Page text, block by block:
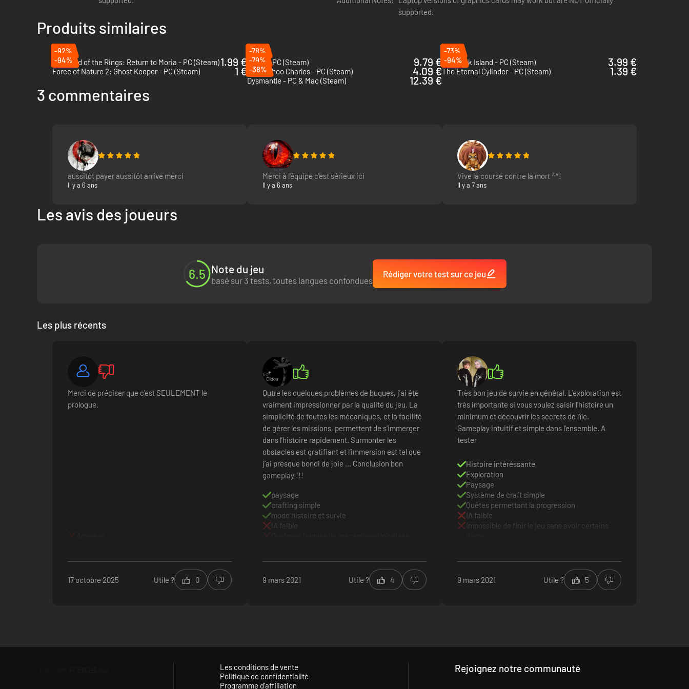
supported.
Produits similaires
-92%
The Lord of the Rings: Return to Moria - PC (Steam)1.99 €
-78%
Scum - PC (Steam)
9.79 €
-73%
Outbreak Island - PC (Steam)
3.99 €
-94%
Force of Nature 2: Ghost Keeper - PC (Steam)
1 €
-79%
Choo-Choo Charles - PC (Steam)
4.09 €
-94%
The Eternal Cylinder - PC (Steam)
1.39 €
-38%
Dysmantle - PC & Mac (Steam)
12.39 €
3 commentaires
aussitôt payer aussitôt arrive merci
Il y a 6 ans
Merci à l'équipe c'est sérieux ici
Il y a 6 ans
Vive la course contre la mort ^^!
Il y a 7 ans
Les avis des joueurs
6.5 Note du jeu
basé sur 3 tests, toutes langues confondues
Rédiger votre test sur ce jeu
Les plus récents
Merci de préciser que c'est SEULEMENT le
prologue.
17 octobre 2025 Utile ? 0
Outre les quelques problèmes de bugues, j’ai été
vraiment impressionner par la qualité du jeu. La
simplicité de toutes les mécaniques, et la facilité
de gérer les missions, permettent de s’immerger
dans l’histoire rapidement. Surmonter les
obstacles est gratifiant et l’immersion est tel que
j’ai presque bondi de joie ... Conclusion bon
gameplay !!!
paysage
crafting simple
mode histoire et survie
IA faible
9 mars 2021 Utile ? 4
Très bon jeu de survie en général. L'exploration est
très importante si vous voulez saisir l'histoire un
minimum et découvrir les secrets de l'île.
Gameplay intuitif et simple dans l'ensemble. A
tester
Histoire intéréssante
Exploration
Paysage
Système de craft simple
Quêtes permettant la progression
IA faible
Impossible de finir le jeu sans avoir certains
9 mars 2021 Utile ? 5
Les conditions de vente
Politique de confidentialité
Programme d'affiliation
Rejoignez notre communauté